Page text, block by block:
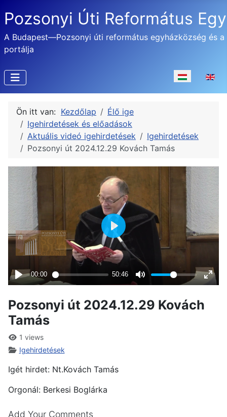
Pozsonyi Úti Református
A Budapest—Pozsonyi úti református egyházközség és a
portálja
Válasszon
Ön itt van: Kezdőlap
Élő ige
Igehirdetések és előadások
Aktuális videó igehirdetések
Igehirdetések
Pozsonyi út 2024.12.29 Kovách Tamás
Pozsonyi út 2024.12.29 Kovách
Tamás
1 views
Igehirdetések
Igét hirdet: Nt.Kovách Tamás
Orgonál: Berkesi Boglárka
Add Your Comments